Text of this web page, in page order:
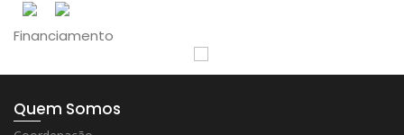
Financiamento
Quem Somos